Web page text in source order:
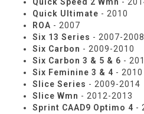
Quick Speed 2 Wmn -
Quick Ultimate - 2010
ROA - 2007
Six 13 Series - 2007-2008
Six Carbon - 2009-2010
Six Carbon 3 & 5 & 6 -
Six Feminine 3 & 4 - 2010
Slice Series - 2009-2014
Slice Wmn - 2012-2013
Sprint CAAD9 Optimo 4 -